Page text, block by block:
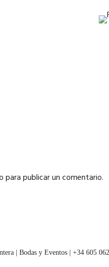
para publicar un comentario.
| Bodas y Eventos | +34 605 062